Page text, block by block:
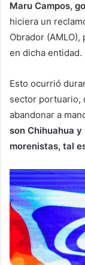
Maru Campos,
hiciera un
Obrador
en dicha entidad.
Esto ocurrió
sector portuario,
abandonar a
son Chihuahua
morenistas, tal